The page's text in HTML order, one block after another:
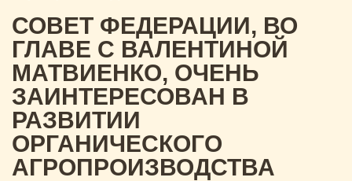
СОВЕТ ФЕДЕРАЦИИ, ВО
ГЛАВЕ С ВАЛЕНТИНОЙ
МАТВИЕНКО, ОЧЕНЬ
ЗАИНТЕРЕСОВАН В
РАЗВИТИИ
ОРГАНИЧЕСКОГО
АГРОПРОИЗВОДСТВА